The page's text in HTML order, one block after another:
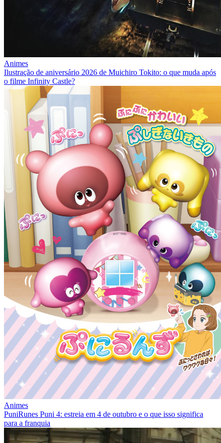
Animes
Ilustração de aniversário 2026 de Muichiro Tokito: o que muda após
o filme Infinity Castle?
Animes
PuniRunes Puni 4: estreia em 4 de outubro e o que isso significa
para a franquia